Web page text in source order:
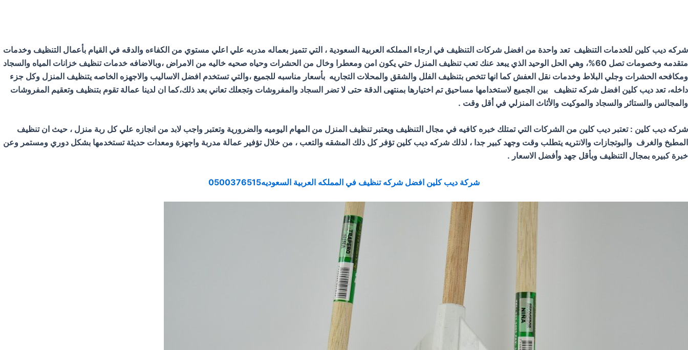
شركه ديب كلين للخدمات التنظيف تعد واحدة من افضل شركات التنظيف في ارجاء المملكه العربية السعودية ، التي تتميز بعماله مدربه علي اعلي مستوي من الكفاءه والدقه في القيام بأعمال التنظيف وخدمات
متقدمه وخصومات تصل 60%، وهي الحل الوحيد الذي يبعد عنك تعب تنظيف المنزل حتي يكون امن ومعطرا وخال من الحشرات وحياه صحيه خاليه من الامراض ،وبالاضافه خدمات تنظيف خزانات المياه والسجاد
ومكافحه الحشرات وجلي البلاط وخدمات نقل العفش كما انها تتخص بتنظيف الفلل والشقق والمحلات التجاريه بأسعار مناسبه للجميع ،والتي تستخدم افضل الاساليب والاجهزه الخاصه يتنظيف المنزل وكل جزء
داخله، تعد ديب كلين افضل شركه تنظيف بين الجميع لاستخدامها مساحيق تم اختيارها بمنتهى الدقة حتى لا تضر السجاد والمفروشات وتجعلك تعاني بعد ذلك،كما ان لدينا عمالة تقوم بتنظيف وتعقيم المفروشات
والمجالس والستائر والسجاد والموكيت والأثاث المنزلي في أقل وقت .
شركه ديب كلين : تعتبر ديب كلين من الشركات التي تمتلك خبره كافيه في مجال التنظيف ويعتبر تنظيف المنزل من المهام اليوميه والضرورية وتعتبر واجب لابد من انجازه علي كل ربة منزل ، حيث ان تنظيف
المطبخ والغرف والبوتجازات والانتريه يتطلب وقت وجهد كبير جدا ، لذلك شركه ديب كلين تؤفر كل ذلك المشقه والتعب ، من خلال تؤفير عمالة مدربة واجهزة ومعدات حديثة تستخدمها بشكل دوري ومستمر وعن
خبرة كبيره بمجال التنظيف وبأقل جهد وأفضل الاسعار .
شركة ديب كلين افضل شركه تنظيف في المملكه العربية السعوديه0500376515